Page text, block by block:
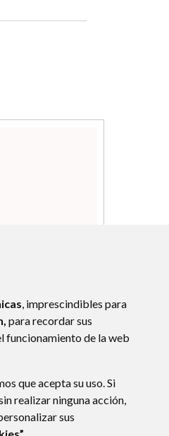
, imprescindibles para
para recordar sus
funcionamiento de la web
que acepta su uso. Si
realizar ninguna acción,
sus